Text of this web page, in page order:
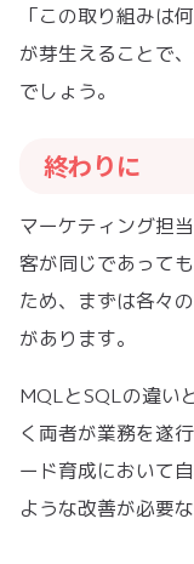
「この取り組みは
が芽生えることで
でしょう。
終わりに
マーケティング担
客が同じであって
ため、まずは各々
があります。
MQLとSQLの違い
く両者が業務を遂
ード育成において
ような改善が必要